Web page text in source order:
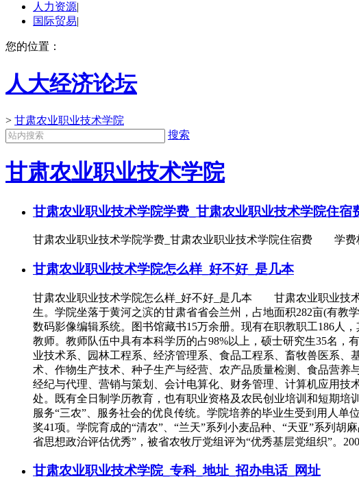
人力资源|
国际贸易|
您的位置：
人大经济论坛
> 甘肃农业职业技术学院
搜索
甘肃农业职业技术学院
甘肃农业职业技术学院学费_甘肃农业职业技术学院住宿
甘肃农业职业技术学院学费_甘肃农业职业技术学院住宿费 学费
甘肃农业职业技术学院怎么样_好不好_是几本
甘肃农业职业技术学院怎么样_好不好_是几本 甘肃农业职业技
生。学院坐落于黄河之滨的甘肃省省会兰州，占地面积282亩(有教
数码影像编辑系统。图书馆藏书15万余册。现有在职教职工186人
教师。教师队伍中具有本科学历的占98%以上，硕士研究生35名
业技术系、园林工程系、经济管理系、食品工程系、畜牧兽医系
术、作物生产技术、种子生产与经营、农产品质量检测、食品营
经纪与代理、营销与策划、会计电算化、财务管理、计算机应用技
处。既有全日制学历教育，也有职业资格及农民创业培训和短期
服务“三农”、服务社会的优良传统。学院培养的毕业生受到用人
奖41项。学院育成的“清农”、“兰天”系列小麦品种、“天亚”系列
省思想政治评估优秀”，被省农牧厅党组评为“优秀基层党组织”。
甘肃农业职业技术学院_专科_地址_招办电话_网址